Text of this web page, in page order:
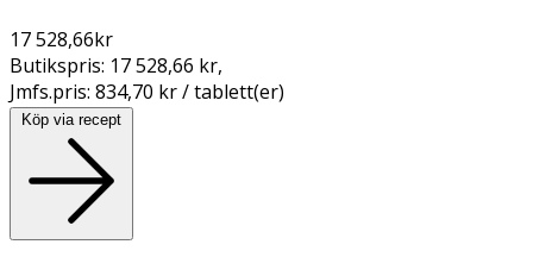
17 528,66kr
Butikspris: 17 528,66 kr,
Jmfs.pris: 834,70 kr / tablett(er)
Köp via recept